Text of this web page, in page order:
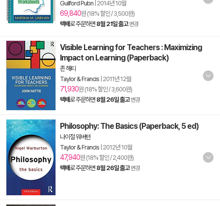
Guilford Pubn 2014년 10월
69,840원 (18% 할인 / 3,500원)
택배로 주문하면 8월 21일 출고 변경
Visible Learning for Teachers : Maximizing
Impact on Learning (Paperback)
존 해티
Taylor & Francis 2011년 12월
71,930원 (18% 할인 / 3,600원)
택배로 주문하면 8월 26일 출고 변경
Philosophy: The Basics (Paperback, 5 ed)
나이절 워버턴
Taylor & Francis 2012년 10월
47,940원 (18% 할인 / 2,400원)
택배로 주문하면 8월 26일 출고 변경